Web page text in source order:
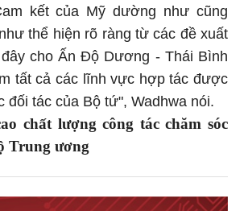
kết của Mỹ dường như cũng
thể hiện rõ ràng từ các đề xuất
cho Ấn Độ Dương - Thái Bình
tất cả các lĩnh vực hợp tác được
đối tác của Bộ tứ", Wadhwa nói.
chất lượng công tác chăm sóc
Trung ương